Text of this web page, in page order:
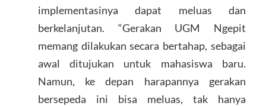
implementasinya dapat meluas dan
berkelanjutan. “Gerakan UGM Ngepit
memang dilakukan secara bertahap, sebagai
awal ditujukan untuk mahasiswa baru.
Namun, ke depan harapannya gerakan
bersepeda ini bisa meluas, tak hanya